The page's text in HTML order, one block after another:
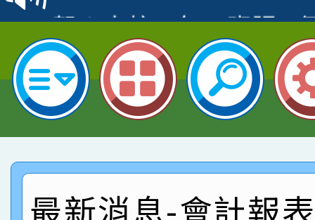
名
倩參加桃園市科展 國
名 指導老師王老師、
賀！本校四年二班張O
園市英語競賽國小朗讀
指導老師林老師
賀！本校參加桃園市中
賽 劉文瑛教師榮獲教
臺灣台語-第二名
賀！本校參與2026世
市賽榮獲科學小創客佳
創客第三名。
賀！本校參加桃園市中
賽 洪綺君教師榮獲社
賀！本校阿巴斯O蜜、
最新消息-會計報